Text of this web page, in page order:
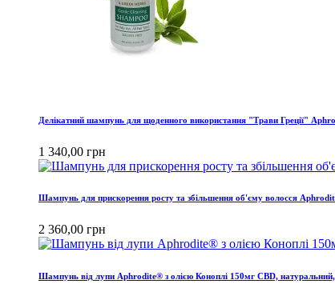
Делікатний шампунь для щоденного використання "Трави Греції"
1 340,00 грн
Шампунь для прискорення росту та збільшення об'єму волосся
2 360,00 грн
Шампунь від лупи Aphrodite® з олією Коноплі 150мг CBD,